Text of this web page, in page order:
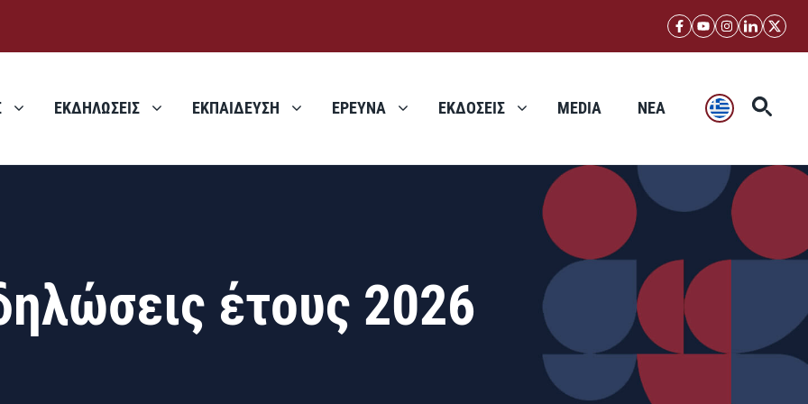
ΕΚΔΗΛΩΣΕΙΣ ΕΚΠΑΙΔΕΥΣΗ ΕΡΕΥΝΑ ΕΚΔΟΣΕΙΣ MEDIA ΝΕΑ
έτους 2026